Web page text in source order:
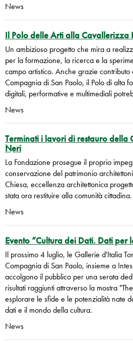
News
Il Polo delle Arti alla Cavallerizza
Un ambizioso progetto che mira a
per la formazione, la ricerca e la
campo artistico. Anche grazie contributo
Compagnia di San Paolo, il Polo di alta
digitali, performative e multimediali
News
Terminati i lavori di restauro della
Neri
La Fondazione prosegue il proprio
conservazione del patrimonio
Chiesa, eccellenza architettonica
stata ora restituire alla comunità cittadina.
News
Evento “Cultura dei Dati. Dati per
Il prossimo 4 luglio, le Gallerie d'Italia
Compagnia di San Paolo, insieme a
accolgono il pubblico per una serata
risultati raggiunti attraverso la mostra
esplorare le sfide e le potenzialità nate
dati e il mondo della cultura.
News